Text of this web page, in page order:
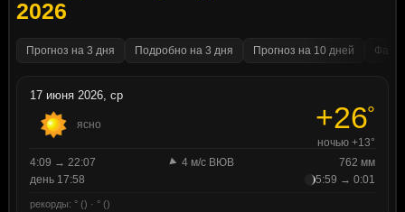
2026
Прогноз на 3 дня Подробно на 3 дня Прогноз на 10 дней
17 июня 2026, ср
ясно +26°
ночью +13°
4:09 → 22:07
4 м/с ВЮВ
762 мм
день 17:58
5:59 → 0:01
рекорды: ° () · ° ()